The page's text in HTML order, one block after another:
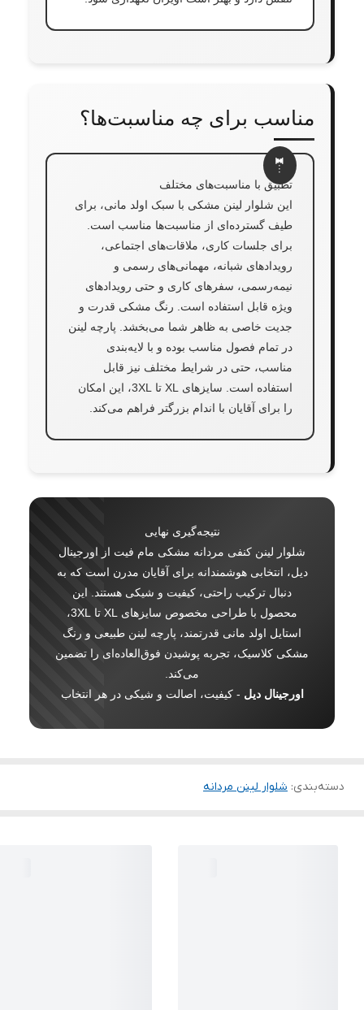
مناسب برای چه مناسبت‌ها؟
تطبیق با مناسبت‌های مختلف
این شلوار لینن مشکی با سبک اولد مانی، برای
طیف گسترده‌ای از مناسبت‌ها مناسب است.
برای جلسات کاری، ملاقات‌های اجتماعی،
رویدادهای شبانه، مهمانی‌های رسمی و
نیمه‌رسمی، سفرهای کاری و حتی رویدادهای
ویژه قابل استفاده است. رنگ مشکی قدرت و
جدیت خاصی به ظاهر شما می‌بخشد. پارچه لینن
در تمام فصول مناسب بوده و با لایه‌بندی
مناسب، حتی در شرایط مختلف نیز قابل
استفاده است. سایزهای XL تا 3XL، این امکان
را برای آقایان با اندام بزرگتر فراهم می‌کند.
نتیجه‌گیری نهایی
شلوار لینن کنفی مردانه مشکی مام فیت از اورجینال
دیل، انتخابی هوشمندانه برای آقایان مدرن است که به
دنبال ترکیب راحتی، کیفیت و شیکی هستند. این
محصول با طراحی مخصوص سایزهای XL تا 3XL،
استایل اولد مانی قدرتمند، پارچه لینن طبیعی و رنگ
مشکی کلاسیک، تجربه پوشیدن فوق‌العاده‌ای را تضمین
می‌کند.
اورجینال دیل - کیفیت، اصالت و شیکی در هر انتخاب
دسته‌بندی: شلوار لینن مردانه